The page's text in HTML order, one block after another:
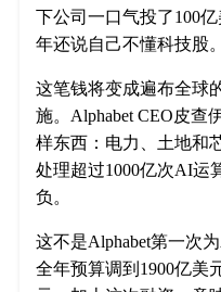
下公司一口气投了100
年还说自己不懂科技股。
这笔钱将变成遍布全球
施。Alphabet CEO皮查
样东西：电力、土地和
处理超过1000亿次AI运
负。
这不是Alphabet第一次
全年预算调到1900亿美